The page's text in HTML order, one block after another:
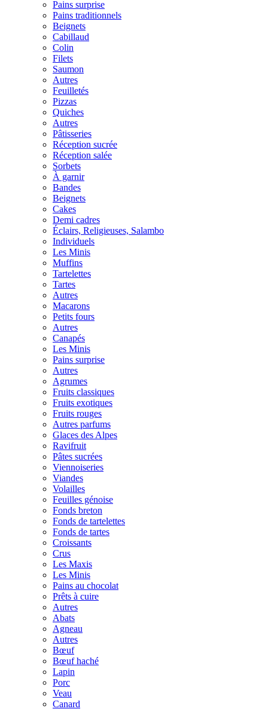
Pains surprise
Pains traditionnels
Beignets
Cabillaud
Colin
Filets
Saumon
Autres
Feuilletés
Pizzas
Quiches
Autres
Pâtisseries
Réception sucrée
Réception salée
Sorbets
À garnir
Bandes
Beignets
Cakes
Demi cadres
Éclairs, Religieuses, Salambo
Individuels
Les Minis
Muffins
Tartelettes
Tartes
Autres
Macarons
Petits fours
Autres
Canapés
Les Minis
Pains surprise
Autres
Agrumes
Fruits classiques
Fruits exotiques
Fruits rouges
Autres parfums
Glaces des Alpes
Ravifruit
Pâtes sucrées
Viennoiseries
Viandes
Volailles
Feuilles génoise
Fonds breton
Fonds de tartelettes
Fonds de tartes
Croissants
Crus
Les Maxis
Les Minis
Pains au chocolat
Prêts à cuire
Autres
Abats
Agneau
Autres
Bœuf
Bœuf haché
Lapin
Porc
Veau
Canard